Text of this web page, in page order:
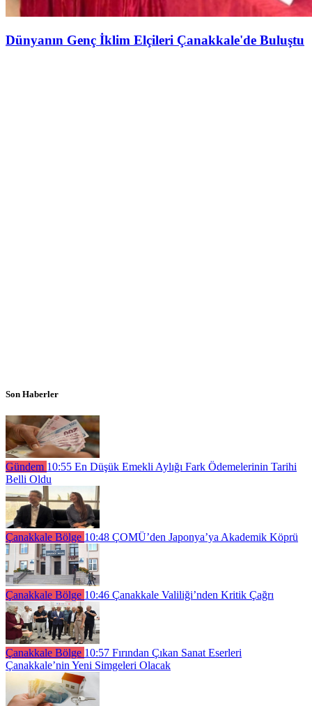
Dünyanın Genç İklim Elçileri Çanakkale'de Buluştu
Son Haberler
Gündem 10:55 En Düşük Emekli Aylığı Fark Ödemelerinin Tarihi
Belli Oldu
Çanakkale Bölge 10:48 ÇOMÜ’den Japonya’ya Akademik Köprü
Çanakkale Bölge 10:46 Çanakkale Valiliği’nden Kritik Çağrı
Çanakkale Bölge 10:57 Fırından Çıkan Sanat Eserleri
Çanakkale’nin Yeni Simgeleri Olacak